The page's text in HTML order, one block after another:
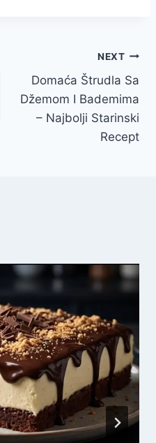
NEXT
Domaća Štrudla Sa
Džemom I Bademima
– Najbolji Starinski
Recept